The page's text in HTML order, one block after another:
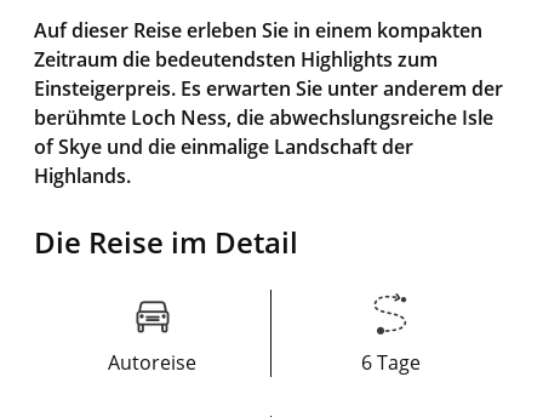
Auf dieser Reise erleben Sie in einem kompakten
Zeitraum die bedeutendsten Highlights zum
Einsteigerpreis. Es erwarten Sie unter anderem der
berühmte Loch Ness, die abwechslungsreiche Isle
of Skye und die einmalige Landschaft der
Highlands.
Die Reise im Detail
Autoreise 6 Tage